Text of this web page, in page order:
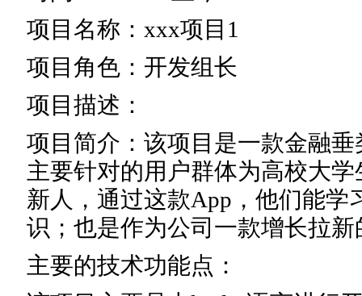
项目名称：xxx项目1
项目角色：开发组长
项目描述：
项目简介：该项目是一款金融
主要针对的用户群体为高校大
新人，通过这款App，他们能学
识；也是作为公司一款增长拉
主要的技术功能点：